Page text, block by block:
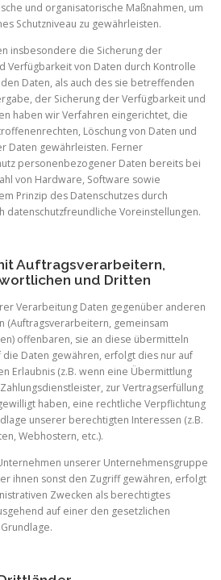
und organisatorische Maßnahmen, um
Schutzniveau zu gewährleisten.
insbesondere die Sicherung der
Verfügbarkeit von Daten durch Kontrolle
Daten, als auch des sie betreffenden
der Sicherung der Verfügbarkeit und
haben wir Verfahren eingerichtet, die
Löschung von Daten und
Daten gewährleisten. Ferner
personenbezogener Daten bereits bei
von Hardware, Software sowie
Prinzip des Datenschutzes durch
datenschutzfreundliche Voreinstellungen.
Auftragsverarbeitern,
und Dritten
Verarbeitung Daten gegenüber anderen
(Auftragsverarbeitern, gemeinsam
offenbaren, sie an diese übermitteln
Daten gewähren, erfolgt dies nur auf
Erlaubnis (z.B. wenn eine Übermittlung
zur Vertragserfüllung
haben, eine rechtliche Verpflichtung
unserer berechtigten Interessen (z.B.
Webhostern, etc.).
unserer Unternehmensgruppe
ihnen sonst den Zugriff gewähren, erfolgt
Zwecken als berechtigtes
auf einer den gesetzlichen